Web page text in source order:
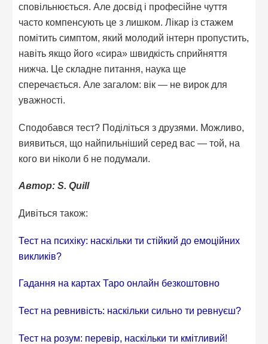
сповільнюється. Але досвід і професійне чуття
часто компенсують це з лишком. Лікар із стажем
помітить симптом, який молодий інтерн пропустить,
навіть якщо його «сира» швидкість сприйняття
нижча. Це складне питання, наука ще
сперечається. Але загалом: вік — не вирок для
уважності.
Сподобався тест? Поділіться з друзями. Можливо,
виявиться, що найпильніший серед вас — той, на
кого ви ніколи б не подумали.
Автор: S. Quill
Дивіться також:
Тест на психіку: наскільки ти стійкий до емоційних
викликів?
Гадання на картах Таро онлайн безкоштовно
Тест на ревнивість: наскільки сильно ти ревнуєш?
Тест на розум: перевір, наскільки ти кмітливий!